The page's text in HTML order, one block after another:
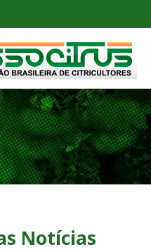
Notícias